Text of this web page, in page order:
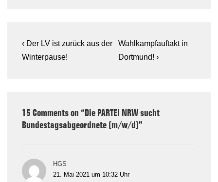
Beitragsnavigation
Previous
Post
‹ Der LV ist zurück aus der
Winterpause!
Next
Post
Wahlkampfauftakt in
Dortmund! ›
15 Comments on “Die PARTEI NRW sucht
Bundestagsabgeordnete (m/w/d)”
HGS
21. Mai 2021 um 10:32 Uhr